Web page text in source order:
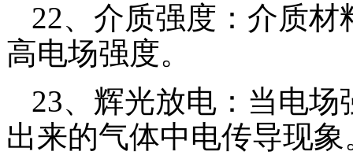
22、介质强度：介质
高电场强度。
23、辉光放电：当电
出来的气体中电传导现象